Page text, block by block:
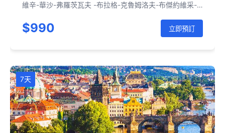
維辛-華沙-弗羅茨瓦夫 -布拉格-克魯姆洛夫-布傑約維采-
$990 立即預訂
7天